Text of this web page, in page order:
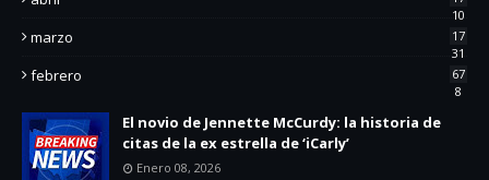
10
marzo
17
31
febrero
67
8
El novio de Jennette McCurdy: la historia de
citas de la ex estrella de ‘iCarly’
Enero 08, 2026